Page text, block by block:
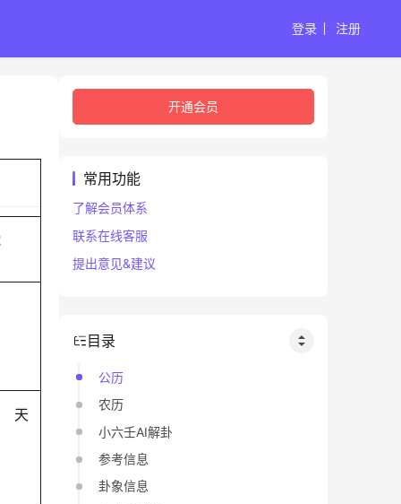
登录 注册
天
开通会员
常用功能
了解会员体系
联系在线客服
提出意见&建议
目录
公历
农历
小六壬AI解卦
参考信息
卦象信息